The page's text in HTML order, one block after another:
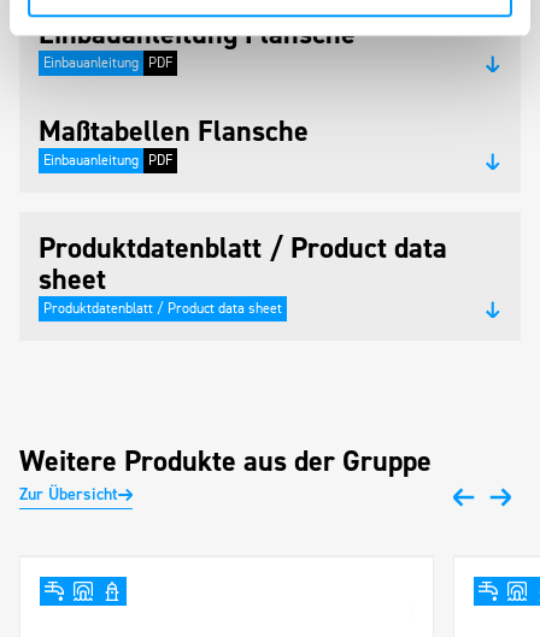
Einbauanleitung Flansche
Einbauanleitung PDF
Maßtabellen Flansche
Einbauanleitung PDF
Produktdatenblatt / Product data
sheet
Produktdatenblatt / Product data sheet
Weitere Produkte aus der Gruppe
Zur Übersicht